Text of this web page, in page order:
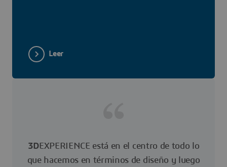
Leer
3DEXPERIENCE está en el centro de todo lo
que hacemos en términos de diseño y luego